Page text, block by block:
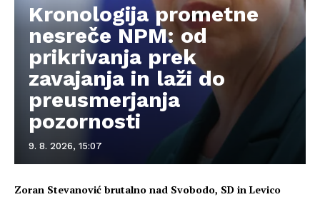
Kronologija prometne
nesreče NPM: od
prikrivanja prek
zavajanja in laži do
preusmerjanja
pozornosti
9. 8. 2026, 15:07
Zoran Stevanović brutalno nad Svobodo, SD in Levico